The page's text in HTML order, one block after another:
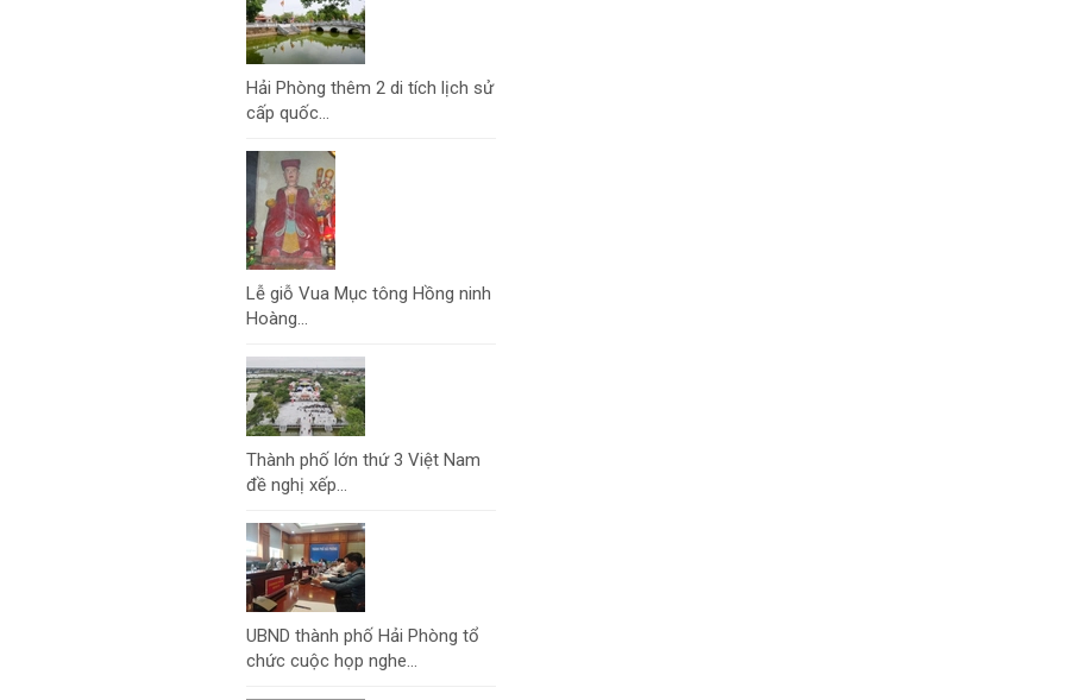
Hải Phòng thêm 2 di tích lịch sử
cấp quốc...
Lễ giỗ Vua Mục tông Hồng ninh
Hoàng...
Thành phố lớn thứ 3 Việt Nam
đề nghị xếp...
UBND thành phố Hải Phòng tổ
chức cuộc họp nghe...